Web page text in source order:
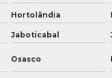
Hortolândia
Jaboticabal
Osasco